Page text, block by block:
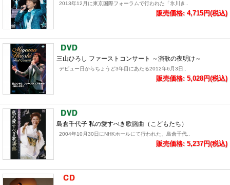
2013年12月に東京国際フォーラムで行われた「氷川き..
販売価格: 4,715円(税込)
三山ひろし ファーストコンサート ～演歌の夜明け～
デビュー日からちょうど3年目にあたる2012年6月3日..
販売価格: 5,028円(税込)
島倉千代子 私の愛すべき歌謡曲（こどもたち）
2004年10月30日にNHKホールにて行われた、島倉千代..
販売価格: 5,237円(税込)